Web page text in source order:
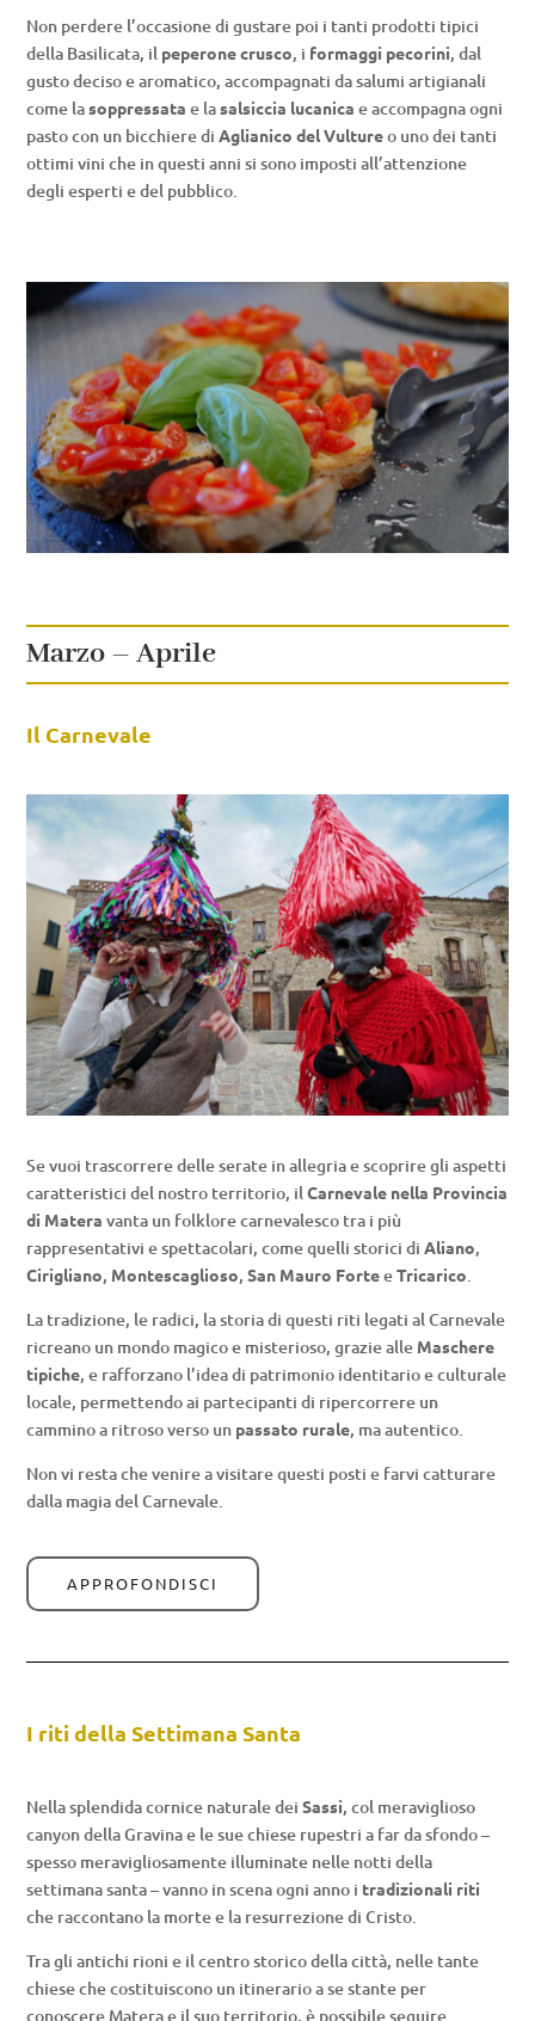
Non perdere l’occasione di gustare poi i tanti prodotti tipici
della Basilicata, il peperone crusco, i formaggi pecorini, dal
gusto deciso e aromatico, accompagnati da salumi artigianali
come lasoppressata e lasalsiccia lucanica e accompagna ogni
pasto con un bicchiere diAglianico del Vultureo uno dei tanti
ottimi vini che in questi anni si sono imposti all’attenzione
degli esperti e del pubblico.
Marzo – Aprile
Il Carnevale
Se vuoi trascorrere delle serate in allegria e scoprire gli aspetti
caratteristici del nostro territorio, ilCarnevale nella Provincia
di Matera vanta un folklore carnevalesco tra i più
rappresentativi e spettacolari, come quelli storici diAliano,
Cirigliano, Montescaglioso,San Mauro ForteeTricarico
La tradizione, le radici, la storia di questi riti legati al Carnevale
ricreano un mondo magico e misterioso, grazie alle Maschere
tipiche, e rafforzano l’idea di patrimonio identitario e culturale
locale, permettendo ai partecipanti di ripercorrere un
cammino a ritroso verso un passato rurale, ma autentico.
Non vi resta che venire a visitare questi posti e farvi catturare
dalla magia del Carnevale.
APPROFONDISCI
I riti della Settimana Santa
Nella splendida cornice naturale deiSassi, col meraviglioso
canyon della Gravina e le sue chiese rupestri a far da sfondo –
spesso meravigliosamente illuminate nelle notti della
settimana santa – vanno in scena ogni anno i tradizionali riti
che raccontano la morte e la resurrezione di Cristo.
Tra gli antichi rioni e il centro storico della città, nelle tante
chiese che costituiscono un itinerario a se stante per
conoscere Matera e il suo territorio, è possibile seguire